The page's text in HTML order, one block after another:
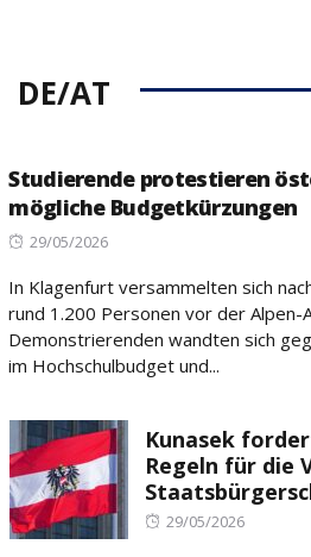
DE/AT
Studierende protestieren
mögliche Budgetkürzungen
Posted
29/05/2026
In Klagenfurt versammelten sich
rund 1.200 Personen vor der Alpen-
Demonstrierenden wandten sich
im Hochschulbudget und...
Kunasek
Regeln für die
Posted
29/05/2026